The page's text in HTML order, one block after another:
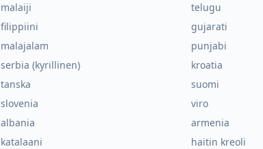
malaiji telugu
filippiini gujarati
malajalam punjabi
serbia (kyrillinen) kroatia
tanska suomi
slovenia viro
albania armenia
katalaani haitin kreoli